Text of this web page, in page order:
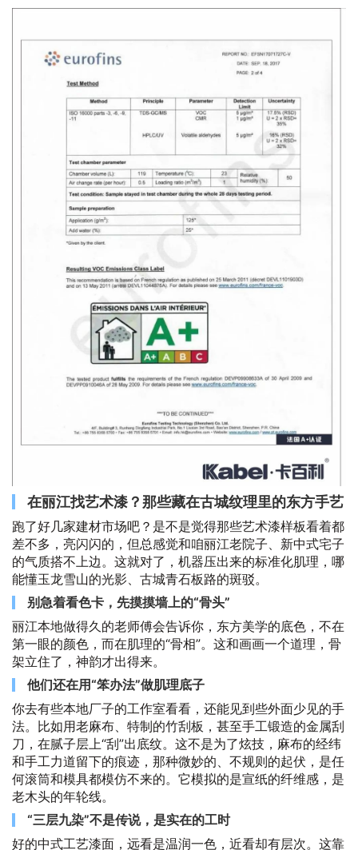
在丽江找艺术漆？那些藏在古城纹理里的东方手艺
跑了好几家建材市场吧？是不是觉得那些艺术漆样板看着都
差不多，亮闪闪的，但总感觉和咱丽江老院子、新中式宅子
的气质搭不上边。这就对了，机器压出来的标准化肌理，哪
能懂玉龙雪山的光影、古城青石板路的斑驳。
别急着看色卡，先摸摸墙上的“骨头”
丽江本地做得久的老师傅会告诉你，东方美学的底色，不在
第一眼的颜色，而在肌理的“骨相”。这和画画一个道理，骨
架立住了，神韵才出得来。
他们还在用“笨办法”做肌理底子
你去有些本地厂子的工作室看看，还能见到些外面少见的手
法。比如用老麻布、特制的竹刮板，甚至手工锻造的金属刮
刀，在腻子层上“刮”出底纹。这不是为了炫技，麻布的经纬
和手工力道留下的痕迹，那种微妙的、不规则的起伏，是任
何滚筒和模具都模仿不来的。它模拟的是宣纸的纤维感，是
老木头的年轮线。
“三层九染”不是传说，是实在的工时
好的中式工艺漆面，远看是温润一色，近看却有层次。这靠